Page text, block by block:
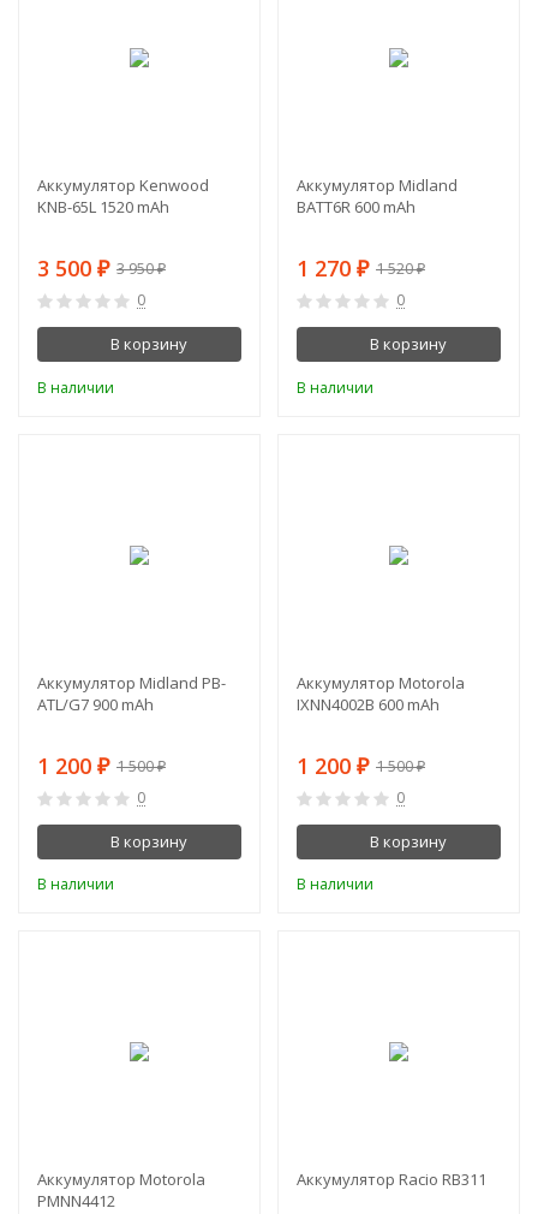
Аккумулятор Kenwood
KNB-65L 1520 mAh
3 500 ₽ 3 950₽
0
В корзину
В наличии
Аккумулятор Midland
BATT6R 600 mAh
1 270 ₽ 1 520₽
0
В корзину
В наличии
Аккумулятор Midland PB-
ATL/G7 900 mAh
1 200 ₽ 1 500₽
0
В корзину
В наличии
Аккумулятор Motorola
IXNN4002B 600 mAh
1 200 ₽ 1 500₽
0
В корзину
В наличии
Аккумулятор Motorola
PMNN4412
Аккумулятор Racio RB311